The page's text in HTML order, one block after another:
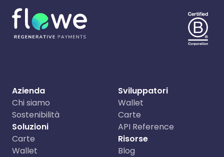
Azienda
Chi siamo
Sostenibilità
Soluzioni
Carte
Wallet
Sviluppatori
Wallet
Carte
API Reference
Risorse
Blog